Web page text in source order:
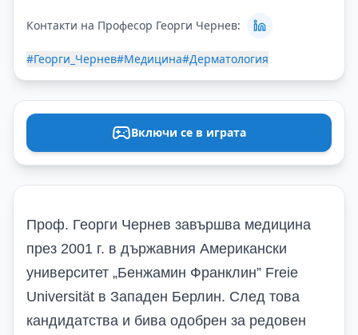
Контакти на Професор Георги Чернев:
#Георги_Чернев#Медицина#Дерматология
Включи се в играта
Проф. Георги Чернев завършва медицинa
през 2001 г. в държавния Американски
университет „Бенжамин Франклин” Freie
Universität в Западен Берлин. След това
кандидатства и бива одобрен за редовен